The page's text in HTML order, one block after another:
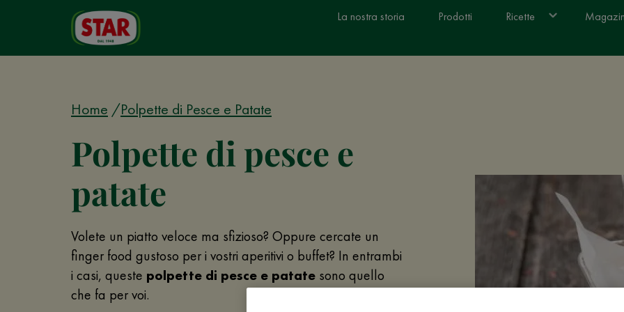
La nostra storia Prodotti Ricette
Home Polpette di Pesce e Patate
Polpette di pesce e
patate
Volete un piatto veloce ma sfizioso? Oppure cercate un
finger food gustoso per i vostri aperitivi o buffet? In entrambi
i casi, queste polpette di pesce e patate sono quello
che fa per voi.